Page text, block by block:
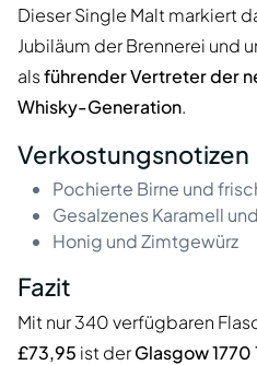
Dieser Single Malt markiert
Jubiläum der Brennerei und
alsführender Vertreter der
Whisky-Generation.
Verkostungsnotizen
Pochierte Birne und
Gesalzenes Karamell
Honig und Zimtgewürz
Fazit
Mit nur 340 verfügbaren
£73,95 ist derGlasgow